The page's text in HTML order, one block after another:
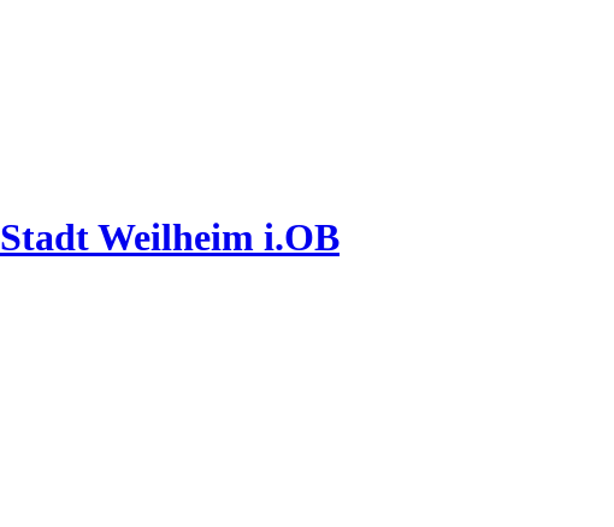
Stadt Weilheim i.OB